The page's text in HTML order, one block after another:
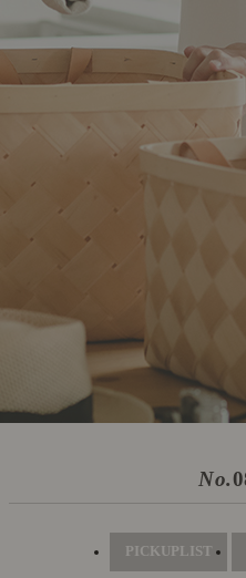
No.
PICKUPLIST